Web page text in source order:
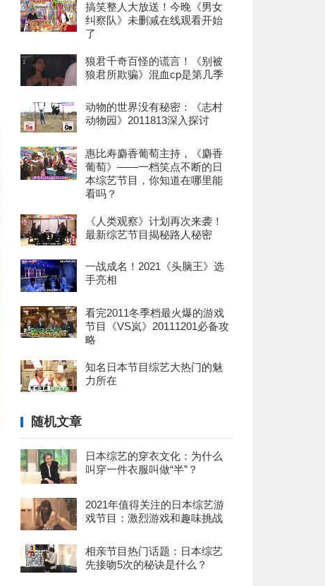
搞笑整人大放送！今晚《男女
纠察队》未删减在线观看开始
了
狼君千奇百怪的谎言！《别被
狼君所欺骗》混血cp是第几季
动物的世界没有秘密：《志村
动物园》2011813深入探讨
惠比寿麝香葡萄主持，《麝香
葡萄》——一档笑点不断的日
本综艺节目，你知道在哪里能
看吗？
《人类观察》计划再次来袭！
最新综艺节目揭秘路人秘密
一战成名！2021《头脑王》选
手亮相
看完2011冬季档最火爆的游戏
节目《VS岚》20111201必备攻
略
知名日本节目综艺大热门的魅
力所在
随机文章
日本综艺的穿衣文化：为什么
叫穿一件衣服叫做“半”？
2021年值得关注的日本综艺游
戏节目：激烈游戏和趣味挑战
相亲节目热门话题：日本综艺
先接吻5次的秘诀是什么？